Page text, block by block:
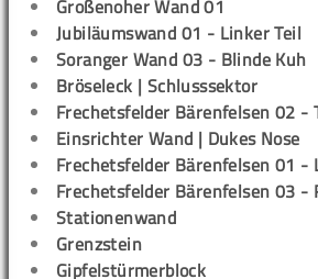
Großenoher Wand 01
Jubiläumswand 01 - Linker Teil
Soranger Wand 03 - Blinde Kuh
Bröseleck | Schlusssektor
Frechetsfelder Bärenfelsen 02 -
Einsrichter Wand | Dukes Nose
Frechetsfelder Bärenfelsen 01 -
Frechetsfelder Bärenfelsen 03 -
Stationenwand
Grenzstein
Gipfelstürmerblock